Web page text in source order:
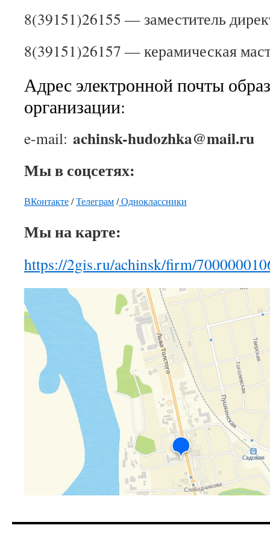
8(39151)26155 — заместитель
8(39151)26157 — керамическая
Адрес электронной почты
организации:
e-mail: achinsk-hudozhka@mail.ru
Мы в соцсетях:
ВКонтакте/Телеграм/Одноклассники
Мы на карте:
https://2gis.ru/achinsk/firm/